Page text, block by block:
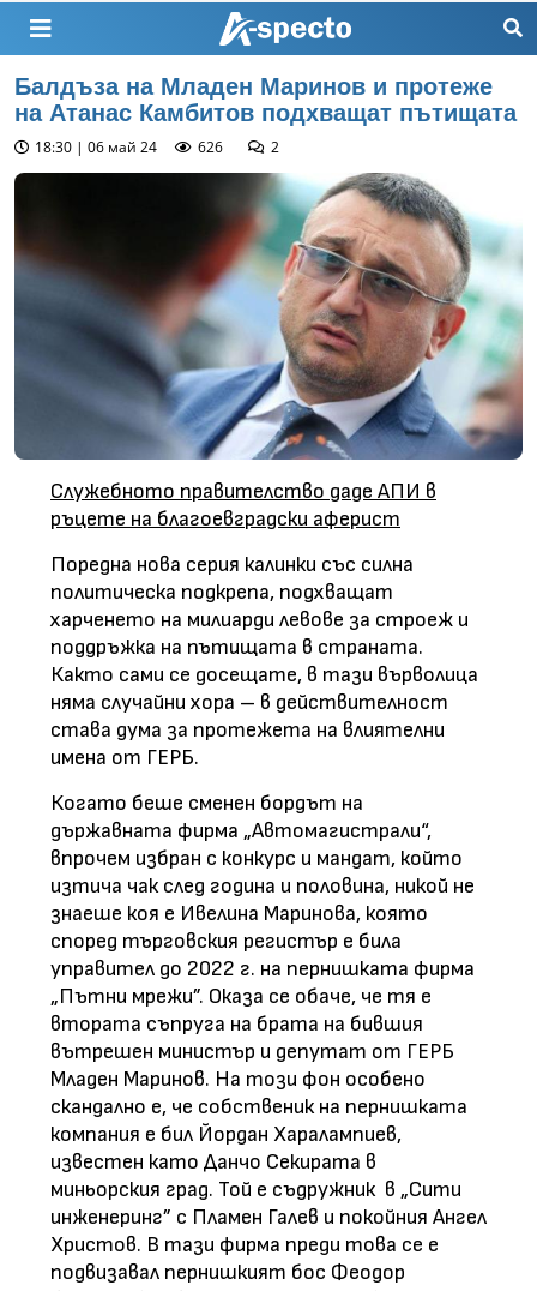
Балдъза на Младен Маринов и протеже
на Атанас Камбитов подхващат пътищата
18:30 | 06 май 24 626 2
Служебното правителство даде АПИ в
ръцете на благоевградски аферист
Поредна нова серия калинки със силна
политическа подкрепа, подхващат
харченето на милиарди левове за строеж и
поддръжка на пътищата в страната.
Както сами се досещате, в тази върволица
няма случайни хора – в действителност
става дума за протежета на влиятелни
имена от ГЕРБ.
Когато беше сменен бордът на
държавната фирма „Автомагистрали“,
впрочем избран с конкурс и мандат, който
изтича чак след година и половина, никой не
знаеше коя е Ивелина Маринова, която
според търговския регистър е била
управител до 2022 г. на пернишката фирма
„Пътни мрежи”. Оказа се обаче, че тя е
втората съпруга на брата на бившия
вътрешен министър и депутат от ГЕРБ
Младен Маринов. На този фон особено
скандално е, че собственик на пернишката
компания е бил Йордан Харалампиев,
известен като Данчо Секирата в
миньорския град. Той е съдружник в „Сити
инженеринг” с Пламен Галев и покойния Ангел
Христов. В тази фирма преди това се е
подвизавал пернишкият бос Феодор